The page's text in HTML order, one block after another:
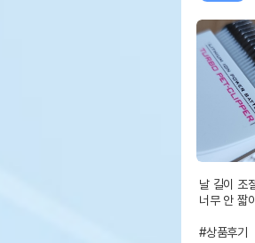
날 길이 조
너무 안 짧
#상품후기